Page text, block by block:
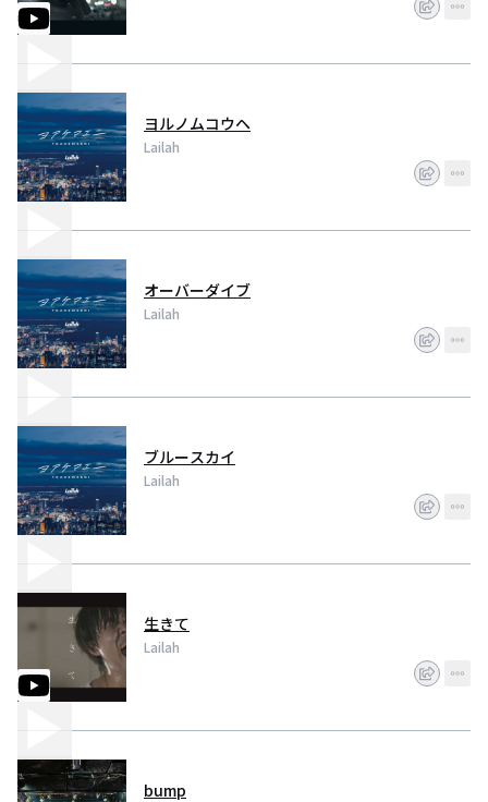
ヨルノムコウヘ
Lailah
オーバーダイブ
Lailah
ブルースカイ
Lailah
生きて
Lailah
bump